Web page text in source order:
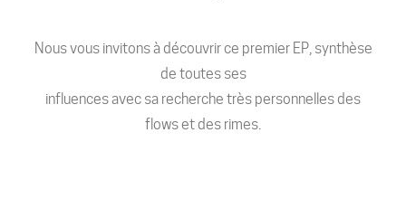
Nous vous invitons à découvrir ce premier EP, synthèse
de toutes ses
influences avec sa recherche très personnelles des
flows et des rimes.